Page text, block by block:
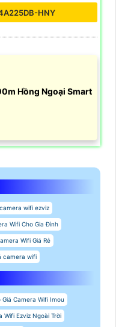
HNY
Hồng Ngoại Smart
wifi ezviz
Wifi Cho Gia Đình
Wifi Giá Rẻ
camera wifi
Giá Camera Wifi Imou
Wifi Ezviz Ngoài Trời